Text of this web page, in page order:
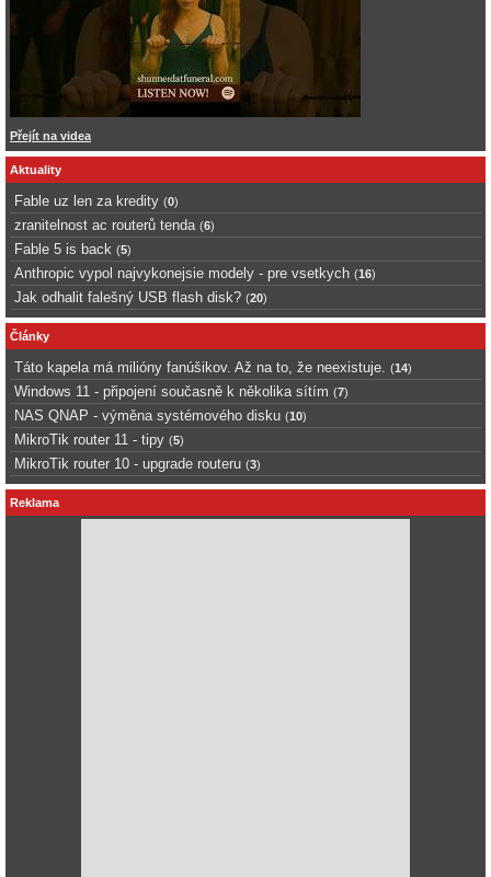
Přejít na videa
Aktuality
Fable uz len za kredity (0)
zranitelnost ac routerů tenda (6)
Fable 5 is back (5)
Anthropic vypol najvykonejsie modely - pre vsetkych (16)
Jak odhalit falešný USB flash disk? (20)
Články
Táto kapela má milióny fanúšikov. Až na to, že neexistuje. (14)
Windows 11 - připojení současně k několika sítím (7)
NAS QNAP - výměna systémového disku (10)
MikroTik router 11 - tipy (5)
MikroTik router 10 - upgrade routeru (3)
Reklama